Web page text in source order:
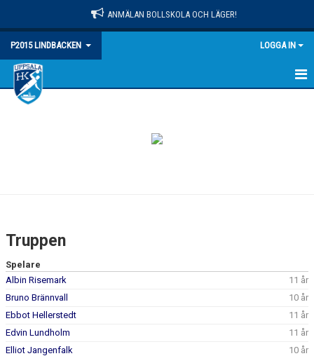
ANMÄLAN BOLLSKOLA OCH LÄGER!
P2015 LINDBACKEN LOGGA IN
HEM
BILDGALLERI
DOKUMENT
KONTAKT
Truppen
Spelare
Albin Risemark
11 år
Bruno Brännvall
10 år
Ebbot Hellerstedt
11 år
Edvin Lundholm
11 år
Elliot Jangenfalk
10 år